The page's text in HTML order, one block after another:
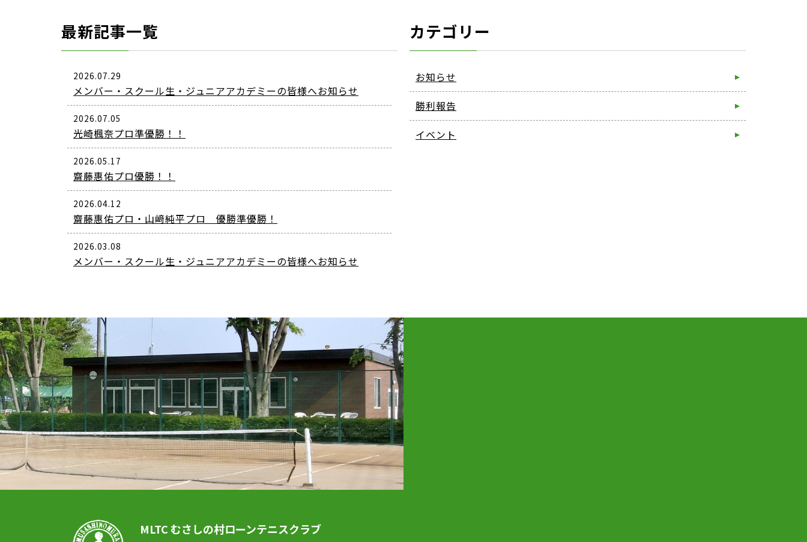
最新記事一覧
2026.07.29
メンバー・スクール生・ジュニアアカデミーの皆様へお知らせ
2026.07.05
光崎楓奈プロ準優勝！！
2026.05.17
齋藤惠佑プロ優勝！！
2026.04.12
齋藤惠佑プロ・山﨑純平プロ 優勝準優勝！
2026.03.08
メンバー・スクール生・ジュニアアカデミーの皆様へお知らせ
カテゴリー
お知らせ
勝利報告
イベント
MLTC むさしの村ローンテニスクラブ